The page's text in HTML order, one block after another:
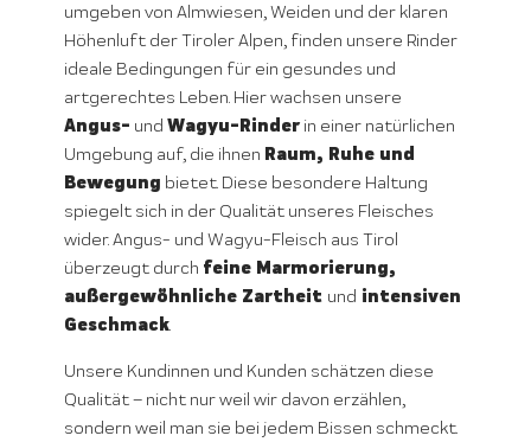
umgeben von Almwiesen, Weiden und der klaren
Höhenluft der Tiroler Alpen, finden unsere Rinder
ideale Bedingungen für ein gesundes und
artgerechtes Leben. Hier wachsen unsere
Angus- und Wagyu-Rinderin einer natürlichen
Umgebung auf, die ihnen Raum, Ruhe und
Bewegung bietet. Diese besondere Haltung
spiegelt sich in der Qualität unseres Fleisches
wider. Angus- und Wagyu-Fleisch aus Tirol
überzeugt durch feine Marmorierung,
außergewöhnliche Zartheit und intensiven
Geschmack.
Unsere Kundinnen und Kunden schätzen diese
Qualität – nicht nur weil wir davon erzählen,
sondern weil man sie bei jedem Bissen schmeckt.